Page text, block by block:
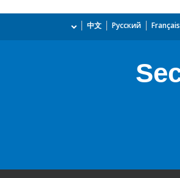
Français
Русский
中文